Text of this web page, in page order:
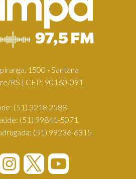
1500 - Santana
RS | CEP: 90160-091
(51) 3218.2588
(51) 99841-5071
(51) 99236-6315